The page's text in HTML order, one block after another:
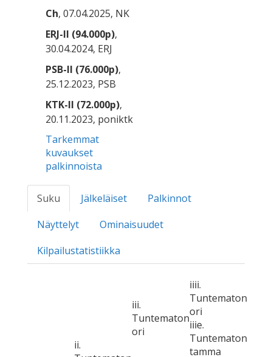
Ch, 07.04.2025, NK
ERJ-II (94.000p),
30.04.2024, ERJ
PSB-II (76.000p),
25.12.2023, PSB
KTK-II (72.000p),
20.11.2023, poniktk
Tarkemmat
kuvaukset
palkinnoista
Suku Jälkeläiset
Palkinnot
Näyttelyt
Ominaisuudet
Kilpailustatistiikka
ii.
iii.
Tuntematon
ori
iiii.
Tuntematon
ori
iiie.
Tuntematon
tamma